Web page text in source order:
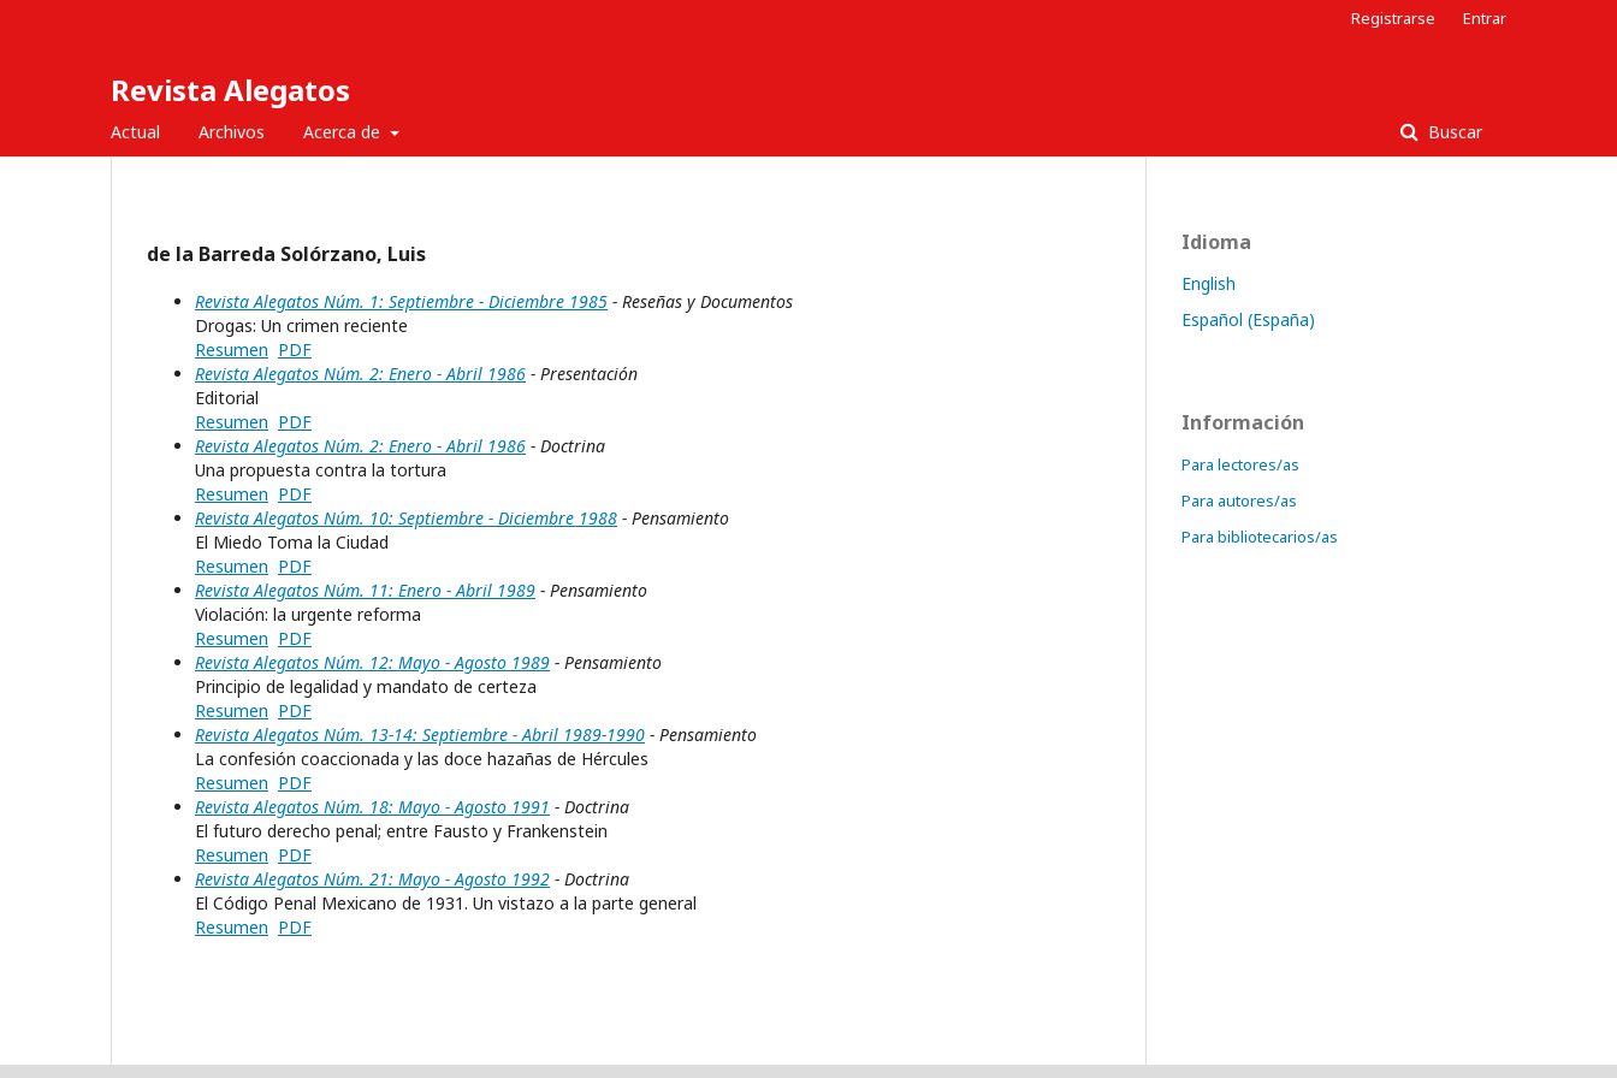
Revista Alegatos
Actual Archivos Acerca de Buscar
Registrarse Entrar
de la Barreda Solórzano, Luis
Revista Alegatos Núm. 1: Septiembre - Diciembre 1985 - Reseñas y Documentos
Drogas: Un crimen reciente
Resumen PDF
Revista Alegatos Núm. 2: Enero - Abril 1986 - Presentación
Editorial
Resumen PDF
Revista Alegatos Núm. 2: Enero - Abril 1986 - Doctrina
Una propuesta contra la tortura
Resumen PDF
Revista Alegatos Núm. 10: Septiembre - Diciembre 1988 - Pensamiento
El Miedo Toma la Ciudad
Resumen PDF
Revista Alegatos Núm. 11: Enero - Abril 1989 - Pensamiento
Violación: la urgente reforma
Resumen PDF
Revista Alegatos Núm. 12: Mayo - Agosto 1989 - Pensamiento
Principio de legalidad y mandato de certeza
Resumen PDF
Revista Alegatos Núm. 13-14: Septiembre - Abril 1989-1990 - Pensamiento
La confesión coaccionada y las doce hazañas de Hércules
Resumen PDF
Revista Alegatos Núm. 18: Mayo - Agosto 1991 - Doctrina
El futuro derecho penal; entre Fausto y Frankenstein
Resumen PDF
Revista Alegatos Núm. 21: Mayo - Agosto 1992 - Doctrina
El Código Penal Mexicano de 1931. Un vistazo a la parte general
Resumen PDF
Idioma
English
Español (España)
Información
Para lectores/as
Para autores/as
Para bibliotecarios/as